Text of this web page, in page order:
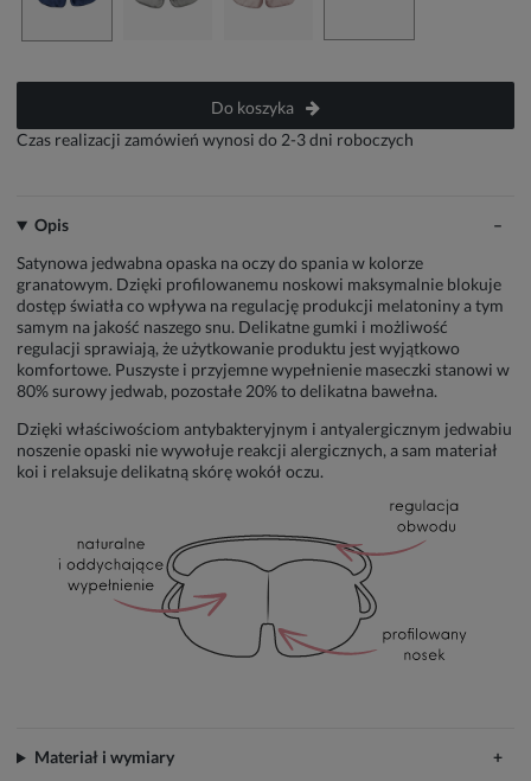
Do koszyka
Czas realizacji zamówień wynosi do 2-3 dni roboczych
Opis
Satynowa jedwabna opaska na oczy do spania w kolorze
granatowym. Dzięki profilowanemu noskowi maksymalnie blokuje
dostęp światła co wpływa na regulację produkcji melatoniny a tym
samym na jakość naszego snu. Delikatne gumki i możliwość
regulacji sprawiają, że użytkowanie produktu jest wyjątkowo
komfortowe. Puszyste i przyjemne wypełnienie maseczki stanowi w
80% surowy jedwab, pozostałe 20% to delikatna bawełna.
Dzięki właściwościom antybakteryjnym i antyalergicznym jedwabiu
noszenie opaski nie wywołuje reakcji alergicznych, a sam materiał
koi i relaksuje delikatną skórę wokół oczu.
Materiał i wymiary